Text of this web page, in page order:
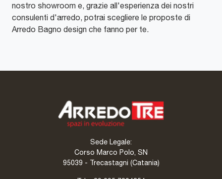
nostro showroom e, grazie all'esperienza dei nostri
consulenti d'arredo, potrai scegliere le proposte di
Arredo Bagno design che fanno per te.
Sede Legale:
Corso Marco Polo, SN
95039 - Trecastagni (Catania)